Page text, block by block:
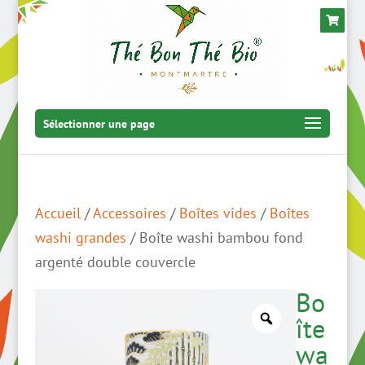
Sélectionner une page
Accueil/Accessoires / Boîtes vides / Boîtes
washi grandes / Boîte washi bambou fond
argenté double couvercle
Bo
îte
wa